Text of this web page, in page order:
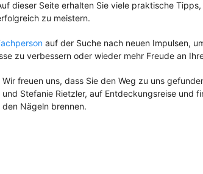
dieser Seite erhalten Sie viele praktische
zu meistern.
auf der Suche nach neuen Impulsen,
zu verbessern oder wieder mehr Freude an
Wir freuen uns, dass Sie den Weg zu uns
und Stefanie Rietzler, auf Entdeckungsreise und
den Nägeln brennen.